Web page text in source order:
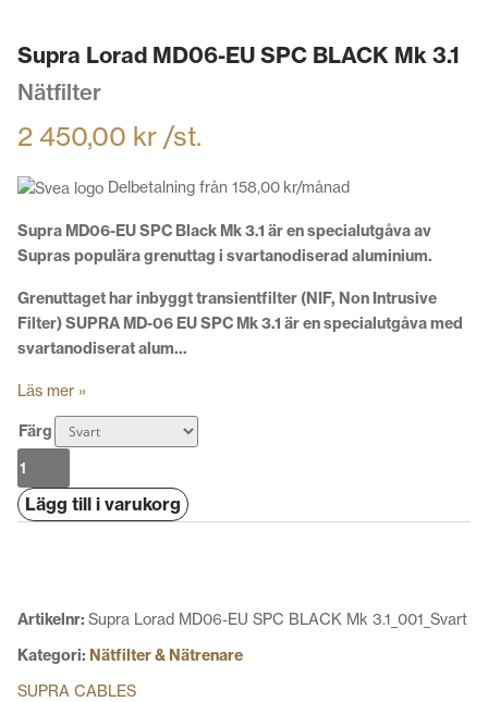
Supra Lorad MD06-EU SPC BLACK Mk 3.1
Nätfilter
2 450,00 kr /st.
Delbetalning från 158,00 kr/månad
Supra MD06-EU SPC Black Mk 3.1 är en specialutgåva av
Supras populära grenuttag i svartanodiserad aluminium.
Grenuttaget har inbyggt transientfilter (NIF, Non Intrusive
Filter) SUPRA MD-06 EU SPC Mk 3.1 är en specialutgåva med
svartanodiserat alum…
Läs mer »
Färg
Supra
Lorad
MD06-
Mk
mängd
Lägg till i varukorg
Artikelnr: Supra Lorad MD06-EU SPC BLACK Mk 3.1_001_Svart
Kategori: Nätfilter & Nätrenare
SUPRA CABLES